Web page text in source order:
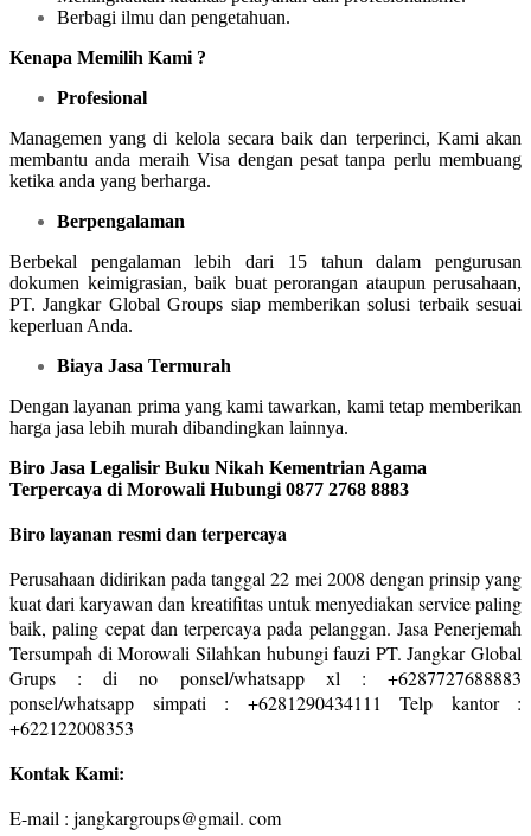
Berbagi ilmu dan pengetahuan.
Kenapa Memilih Kami ?
Profesional
Managemen yang di kelola secara baik dan terperinci, Kami akan
membantu anda meraih Visa dengan pesat tanpa perlu membuang
ketika anda yang berharga.
Berpengalaman
Berbekal pengalaman lebih dari 15 tahun dalam pengurusan
dokumen keimigrasian, baik buat perorangan ataupun perusahaan,
PT. Jangkar Global Groups siap memberikan solusi terbaik sesuai
keperluan Anda.
Biaya Jasa Termurah
Dengan layanan prima yang kami tawarkan, kami tetap memberikan
harga jasa lebih murah dibandingkan lainnya.
Biro Jasa Legalisir Buku Nikah Kementrian Agama
Terpercaya di Morowali Hubungi 0877 2768 8883
Biro layanan resmi dan terpercaya
Perusahaan didirikan pada tanggal 22 mei 2008 dengan prinsip yang
kuat dari karyawan dan kreatifitas untuk menyediakan service paling
baik, paling cepat dan terpercaya pada pelanggan. Jasa Penerjemah
Tersumpah di Morowali Silahkan hubungi fauzi PT. Jangkar Global
Grups : di no ponsel/whatsapp xl : +6287727688883
ponsel/whatsapp simpati : +6281290434111 Telp kantor :
+622122008353
Kontak Kami:
E-mail : jangkargroups@gmail. com